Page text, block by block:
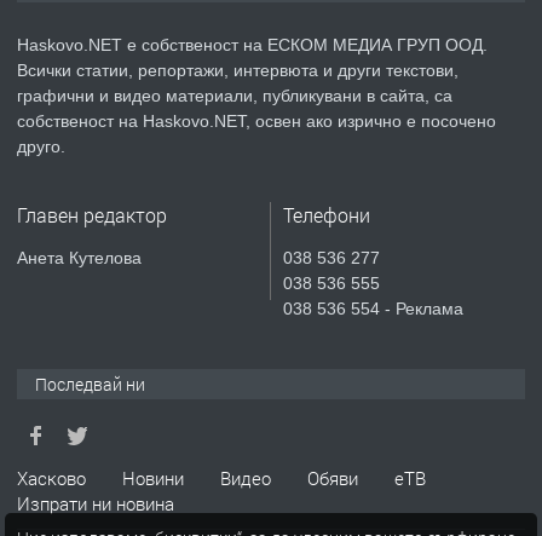
преди 4 дни
ПРЕДЛАГА
НАПЪЛНО ОБЗАВЕДЕН И
Давам гараж под наем
Любен Каравелов, Хасково-близо до
градската градина!
Haskovo.NET е собственост на ЕСКОМ МЕДИА ГРУП ООД.
Всички статии, репортажи, интервюта и други текстови,
графични и видео материали, публикувани в сайта, са
собственост на Haskovo.NET, освен ако изрично е посочено
друго.
Главен редактор
Анета Кутелова
Телефони
038 536 277
038 536 555
038 536 554 - Реклама
Последвай ни
Хасково Новини Видео Обяви
еТВ
Изпрати ни новина